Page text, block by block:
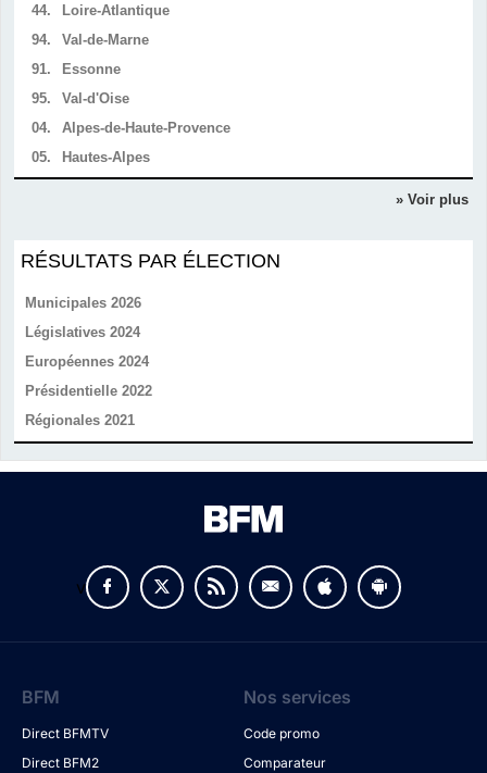
44.
Loire-Atlantique
94.
Val-de-Marne
91.
Essonne
95.
Val-d'Oise
04.
Alpes-de-Haute-Provence
05.
Hautes-Alpes
» Voir plus
RÉSULTATS PAR ÉLECTION
Municipales 2026
Législatives 2024
Européennes 2024
Présidentielle 2022
Régionales 2021
v
BFM
Direct BFMTV
Direct BFM2
Nos services
Code promo
Comparateur